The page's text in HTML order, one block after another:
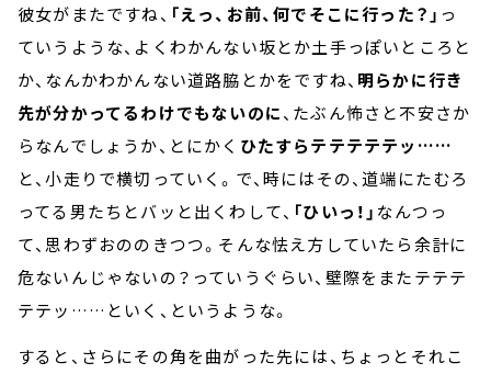
彼女がまたですね、 「えっ、お前、何でそこに行った？」 っ
ていうような、よくわかんない坂とか土手っぽいところと
か、なんかわかんない道路脇とかをですね、 明らかに行き
先が分かってるわけでもないのに、たぶん怖さと不安さか
らなんでしょうか、とにかく ひたすらテテテテテッ……
と、小走りで横切っていく。で、時にはその、道端にたむろ
ってる男たちとバッと出くわして、 「ひいっ！」 なんつっ
て、思わずおののきつつ。そんな怯え方していたら余計に
危ないんじゃないの？っていうぐらい、壁際をまたテテテ
テテッ……といく、というような。
すると、さらにその角を曲がった先には、ちょっとそれこ